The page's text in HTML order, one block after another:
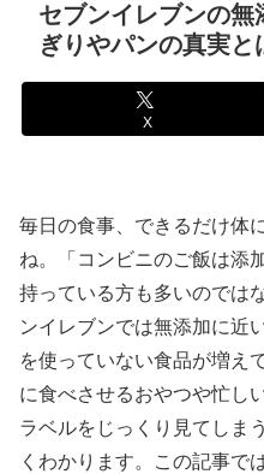
セブンイレブンの無
ぎりやパンの真実と
X
毎日の食事、できるだけ体
ね。「コンビニのご飯は添
持っている方も多いのでは
ンイレブンでは無添加に近
を使っていない食品が増え
に食べさせるおやつや忙し
ラベルをじっくり見てしま
くわかります。この記事で